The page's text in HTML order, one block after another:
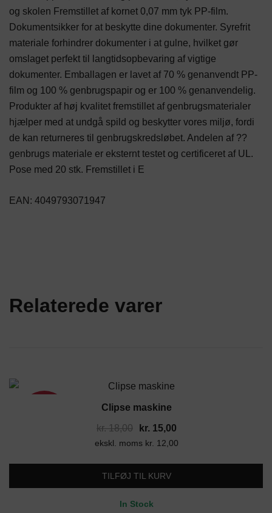
og skolen Fremstillet af kornet 0,07 mm tyk PP-film.
Dokumentsikker for at beskytte dine dokumenter. Syrefrit
materiale forhindrer dokumenter i at gulne, hvilket gør
omslaget perfekt til langtidsopbevaring af vigtige
dokumenter. Emballagen er lavet af 70 % genanvendt PP-
film og 100 % genbrugspapir og er 100 % genanvendelig.
Produkter af høj kvalitet fremstillet af genbrugsmaterialer
hjælper med at undgå spild og beskytter vores miljø, fordi
de kan returneres til genbrugskredsløbet. Andelen af ??
genbrugs materiale er eksternt testet og certificeret af UL.
Pose med 20 stk. Fremstillet i E
EAN: 4049793071947
Relaterede varer
Clipse maskine
kr.18,00
Den
oprindelige
var:
kr. 18,00.
kr. 15,00
aktuelle
kr. 15,00.
ekskl. moms kr. 12,00
TILFØJ TIL KURV
In Stock